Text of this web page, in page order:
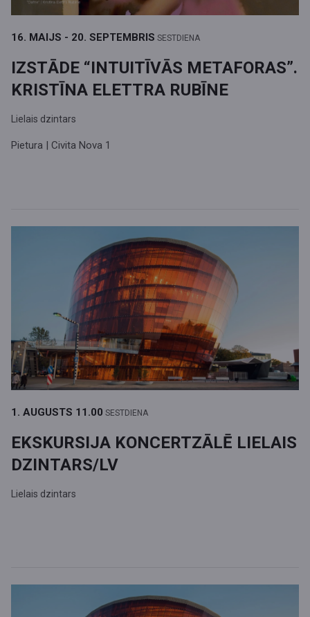
16. MAIJS - 20. SEPTEMBRIS SESTDIENA
IZSTĀDE “INTUITĪVĀS METAFORAS”.
KRISTĪNA ELETTRA RUBĪNE
Lielais dzintars
Pietura | Civita Nova 1
1. AUGUSTS 11.00 SESTDIENA
EKSKURSIJA KONCERTZĀLĒ LIELAIS
DZINTARS/LV
Lielais dzintars